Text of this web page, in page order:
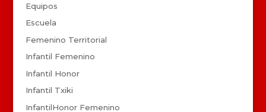
Equipos
Escuela
Femenino Territorial
Infantil Femenino
Infantil Honor
Infantil Txiki
InfantilHonor Femenino